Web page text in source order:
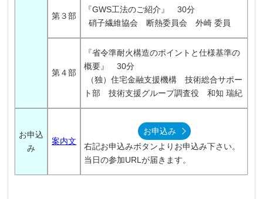
第３部
『GWS工法のご紹介』 30分
硝子繊維協会 断熱委員会 外崎 委員
第４部
『省令準耐火構造のポイントと仕様基準の
概要』 30分
（独）住宅金融支援機構 技術総合サポー
ト部 技術支援グループ調査役 和知 瑞紀
お申込
み
案内文
お申込み
右記お申込みボタンよりお申込み下さい。
当日の参加URLが届きます。